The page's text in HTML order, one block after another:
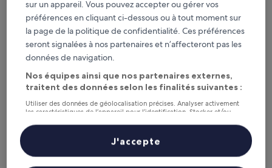
Options d’annulation gratuite en cas de
changement de programme
Gagnez des récompenses pour chaque
nuit séjournée
Économisez plus grâce aux Prix membres
Consultez les prix pour ces dates
sur un appareil. Vous pouvez accepter ou gérer vos
préférences en cliquant ci-dessous ou à tout moment sur
la page de la politique de confidentialité. Ces préférences
seront signalées à nos partenaires et n’affecteront pas les
données de navigation.
Nos équipes ainsi que nos partenaires externes,
traitent des données selon les finalités suivantes :
Utiliser des données de géolocalisation précises. Analyser activement
les caractéristiques de l’appareil pour l’identification. Stocker et/ou
personnalisés, mesure de performance des publicités et du contenu,
études d’audience et développement de services.
Liste de nos partenaires (fournisseurs)
J'accepte